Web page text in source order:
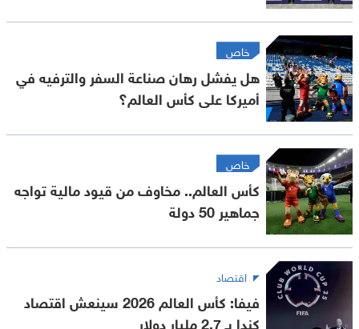
خاص
هل يفشل رهان صناعة السفر والترفيه في
أميركا على كأس العالم؟
خاص
كأس العالم.. مخاوف من قيود مالية تواجه
جماهير 50 دولة
اقتصاد
فيفا: كأس العالم 2026 سينعش اقتصاد
كندا بـ 2.7 مليار دولار